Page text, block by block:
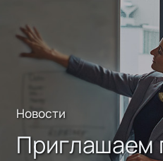
Новости
Приглашаем